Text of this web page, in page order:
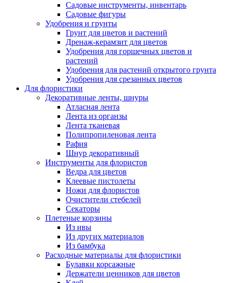
Садовые инструменты, инвентарь
Садовые фигуры
Удобрения и грунты
Грунт для цветов и растений
Дренаж-керамзит для цветов
Удобрения для горшечных цветов и
растений
Удобрения для растений открытого грунта
Удобрения для срезанных цветов
Для флористики
Декоративные ленты, шнуры
Атласная лента
Лента из органзы
Лента тканевая
Полипропиленовая лента
Рафия
Шнур декоративный
Инструменты для флористов
Ведра для цветов
Клеевые пистолеты
Ножи для флористов
Очистители стебелей
Секаторы
Плетеные корзины
Из ивы
Из других материалов
Из бамбука
Расходные материалы для флористики
Булавки корсажные
Держатели ценников для цветов